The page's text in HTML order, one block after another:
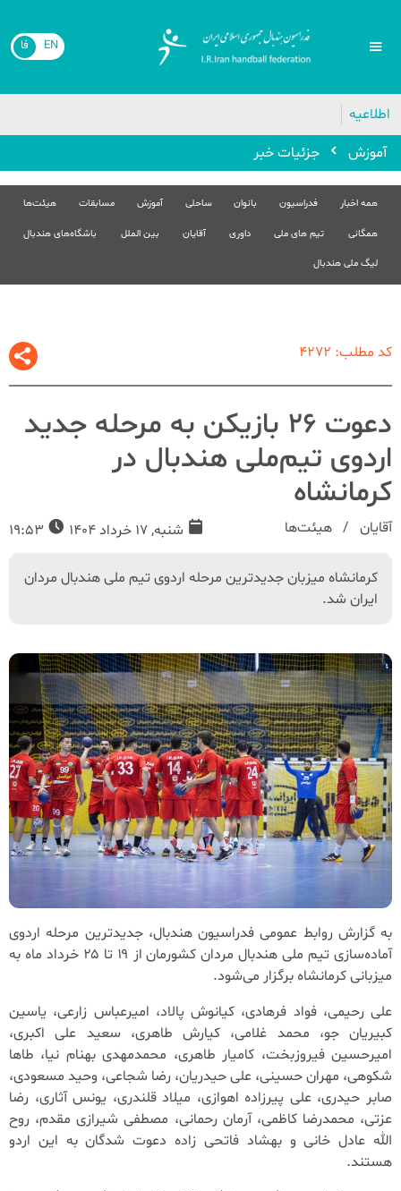
EN فا
اطلاعیه
آموزش
جزئیات خبر
همه اخبار فدراسیون بانوان ساحلی آموزش مسابقات هیئت‌ها
همگانی تیم های ملی داوری آقایان بین الملل باشگاه‌های هندبال
لیگ ملی هندبال
کد مطلب: 4272
دعوت ۲۶ بازیکن به مرحله جدید
اردوی تیم‌ملی هندبال در
کرمانشاه
آقایان هیئت‌ها شنبه, 17 خرداد 1404
کرمانشاه میزبان جدیدترین مرحله اردوی تیم‌ ملی هندبال مردان
ایران شد.
به گزارش روابط عمومی فدراسیون هندبال، جدیدترین مرحله اردوی
آماده‌سازی تیم ملی هندبال مردان کشورمان از ۱۹ تا ۲۵ خرداد ماه به
میزبانی کرمانشاه برگزار می‌شود.
علی رحیمی، فواد فرهادی، کیانوش پالاد، امیرعباس زارعی، یاسین
کبیریان جو، محمد غلامی، کیارش طاهری، سعید علی اکبری،
امیرحسین فیروزبخت، کامیار طاهری، محمدمهدی بهنام نیا، طاها
شکوهی، مهران حسینی، علی حیدریان، رضا شجاعی، وحید مسعودی،
صابر حیدری، علی پیرزاده اهوازی، میلاد قلندری، یونس آثاری، رضا
عزتی، محمدرضا کاظمی، آرمان رحمانی، مصطفی شیرازی مقدم، روح
الله عادل خانی و بهشاد فاتحی زاده دعوت شدگان به این اردو
هستند.